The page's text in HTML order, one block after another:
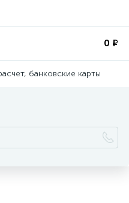
0 ₽
банковские карты